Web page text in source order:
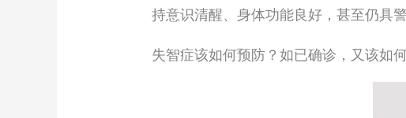
持意识清醒、身体功能良好，甚至仍具警
失智症该如何预防？如已确诊，又该如